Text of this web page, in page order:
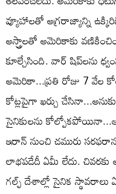
వ్యూహాలతో అగ్రరాజ్యాన్ని
అస్త్రాలతో అమెరికాకు
కూల్చేసింది. వార్‌ షిప్‌లను
అమెరికా...ప్రతి రోజు 7 వేల
కోట్లపైగా ఖర్చు
సైనికులను
ఇరాన్‌ నుంచి చమురు
లాభపడేదీ ఏమీ లేదు.
గల్ఫ్‌ దేశాల్లో సైనిక స్థావరాలు